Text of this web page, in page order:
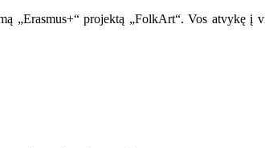
projektą „FolkArt“. Vos atvykę į